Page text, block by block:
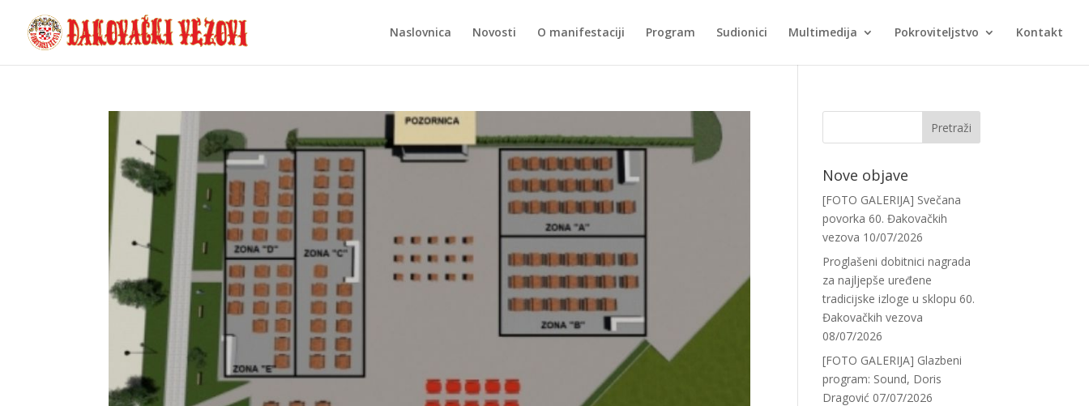
Naslovnica Novosti O manifestaciji Program Sudionici Multimedija Pokroviteljstvo Kontakt
Nove objave
[FOTO GALERIJA] Svečana
povorka 60. Đakovačkih
vezova 10/07/2026
Proglašeni dobitnici nagrada
za najljepše uređene
tradicijske izloge u sklopu 60.
Đakovačkih vezova
08/07/2026
[FOTO GALERIJA] Glazbeni
program: Sound, Doris
Dragović 07/07/2026